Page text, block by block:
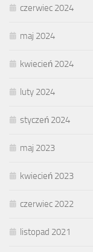
czerwiec 2024
maj 2024
kwiecień 2024
luty 2024
styczeń 2024
maj 2023
kwiecień 2023
czerwiec 2022
listopad 2021